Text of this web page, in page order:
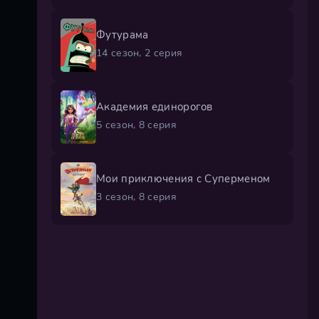
Футурама
14 сезон, 2 серия
Академия единорогов
5 сезон, 8 серия
Мои приключения с Суперменом
3 сезон, 8 серия